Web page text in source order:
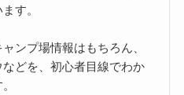
す。
ンプ場情報はもちろん、
どを、初心者目線でわか